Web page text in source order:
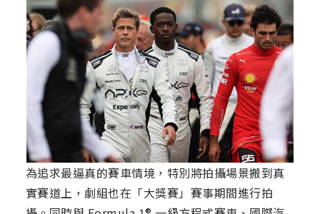
為追求最逼真的賽車情境，特別將拍攝場景搬到真
實賽道上，劇組也在「大獎賽」賽事期間進行拍